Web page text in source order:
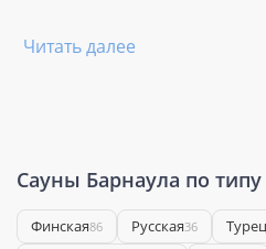
Читать далее
Сауны Барнаула по
Финская86 Русская36